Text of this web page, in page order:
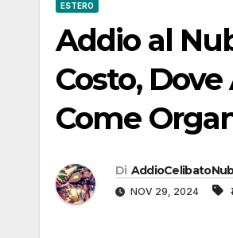
ESTERO
Addio al
Costo,
Come
Di
NOV 29, 2024